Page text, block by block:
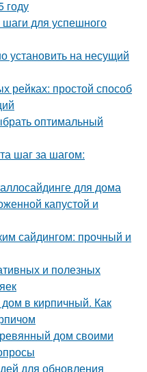
году
для успешного
установить на несущий
рейках: простой способ
оптимальный
шаг за шагом:
для дома
капустой и
сайдингом: прочный и
и полезных
в кирпичный. Как
дом своими
для обновления